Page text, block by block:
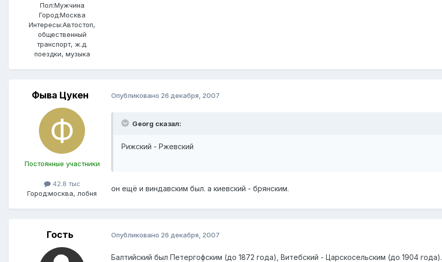
Пол:Мужчина
Город:Москва
Интересы:Автостоп,
общественный
транспорт, ж.д.
поездки, музыка
Фыва Цукен
Постоянные участники
42.8 тыс
Город:москва, лобня
Опубликовано 26 декабря, 2007
Georg сказал:
Рижский - Ржевский
он ещё и виндавским был. а киевский - брянским.
Гость Опубликовано 26 декабря, 2007
Балтийский был Петергофским (до 1872 года), Витебский - Царскосельским (до 1904 года).